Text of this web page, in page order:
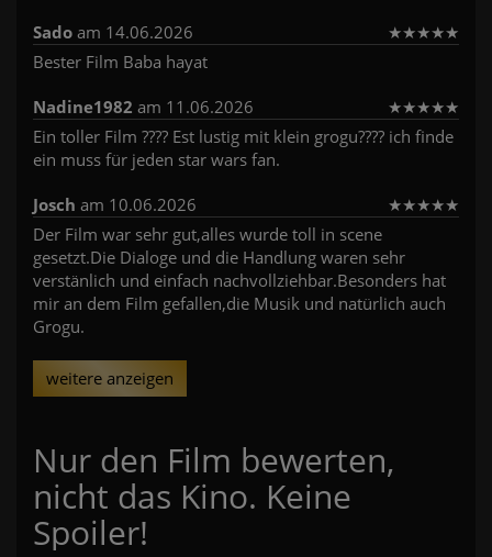
Sado am 14.06.2026 ★★★★★
Bester Film Baba hayat
Nadine1982 am 11.06.2026 ★★★★★
Ein toller Film ???? Est lustig mit klein grogu???? ich finde
ein muss für jeden star wars fan.
Josch am 10.06.2026 ★★★★★
Der Film war sehr gut,alles wurde toll in scene
gesetzt.Die Dialoge und die Handlung waren sehr
verstänlich und einfach nachvollziehbar.Besonders hat
mir an dem Film gefallen,die Musik und natürlich auch
Grogu.
weitere anzeigen
Nur den Film bewerten,
nicht das Kino. Keine
Spoiler!